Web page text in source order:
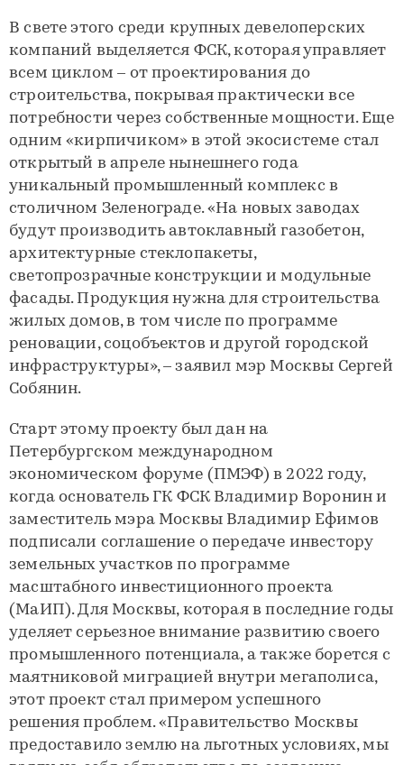
В свете этого среди крупных девелоперских
компаний выделяется ФСК, которая управляет
всем циклом – от проектирования до
строительства, покрывая практически все
потребности через собственные мощности. Еще
одним «кирпичиком» в этой экосистеме стал
открытый в апреле нынешнего года
уникальный промышленный комплекс в
столичном Зеленограде. «На новых заводах
будут производить автоклавный газобетон,
архитектурные стеклопакеты,
светопрозрачные конструкции и модульные
фасады. Продукция нужна для строительства
жилых домов, в том числе по программе
реновации, соцобъектов и другой городской
инфраструктуры», – заявил мэр Москвы Сергей
Собянин.
Старт этому проекту был дан на
Петербургском международном
экономическом форуме (ПМЭФ) в 2022 году,
когда основатель ГК ФСК Владимир Воронин и
заместитель мэра Москвы Владимир Ефимов
подписали соглашение о передаче инвестору
земельных участков по программе
масштабного инвестиционного проекта
(МаИП). Для Москвы, которая в последние годы
уделяет серьезное внимание развитию своего
промышленного потенциала, а также борется с
маятниковой миграцией внутри мегаполиса,
этот проект стал примером успешного
решения проблем. «Правительство Москвы
предоставило землю на льготных условиях, мы